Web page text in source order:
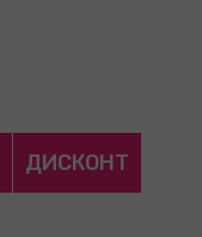
ДИСКОНТ